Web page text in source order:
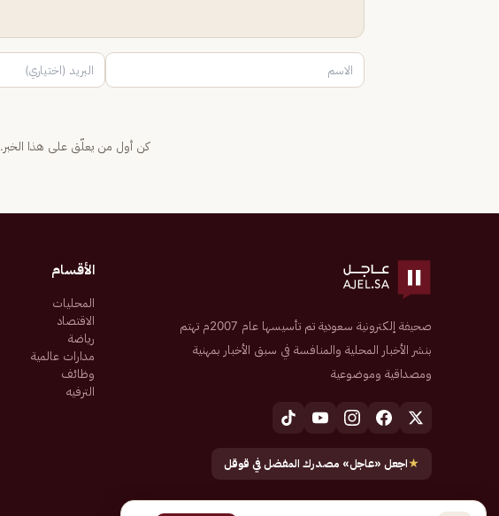
كن أول من يعلّق على هذا الخبر.
صحيفة إلكترونية سعودية تم تأسيسها عام 2007م تهتم
بنشر الأخبار المحلية والمنافسة في سبق الأخبار بمهنية
ومصداقية وموضوعية
★اجعل «عاجل» مصدرك المفضل في قوقل
الأقسام
المحليات
الاقتصاد
رياضة
مدارات عالمية
وظائف
الترفيه